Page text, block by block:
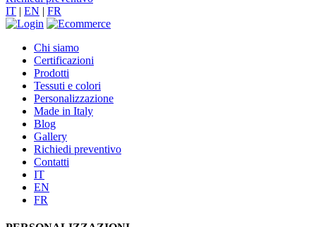
IT | EN | FR
Chi siamo
Certificazioni
Prodotti
Tessuti e colori
Personalizzazione
Made in Italy
Blog
Gallery
Richiedi preventivo
Contatti
IT
EN
FR